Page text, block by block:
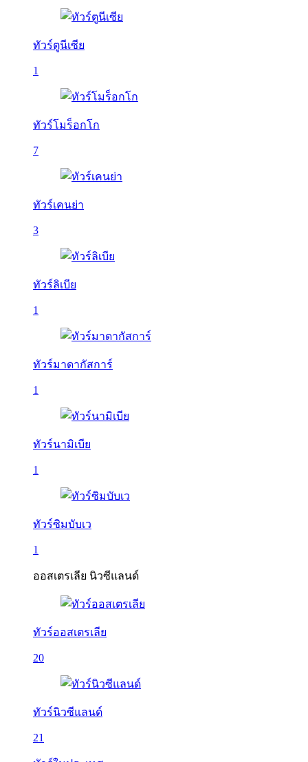
ทัวร์ตูนีเซีย
1
ทัวร์โมร็อกโก
7
ทัวร์เคนย่า
3
ทัวร์ลิเบีย
1
ทัวร์มาดากัสการ์
1
ทัวร์นามิเบีย
1
ทัวร์ซิมบับเว
1
ออสเตรเลีย นิวซีแลนด์
ทัวร์ออสเตรเลีย
20
ทัวร์นิวซีแลนด์
21